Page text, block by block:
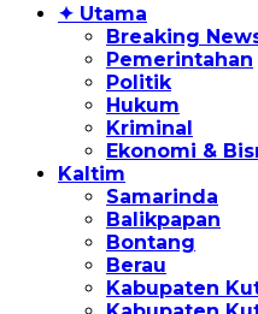
✦ Utama
Breaking
Pemerintahan
Politik
Hukum
Kriminal
Ekonomi &
Kaltim
Samarinda
Balikpapan
Bontang
Berau
Kabupaten